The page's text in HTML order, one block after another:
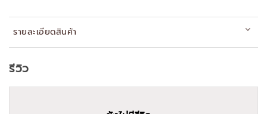
รายละเอียดสินค้า
รีวิว